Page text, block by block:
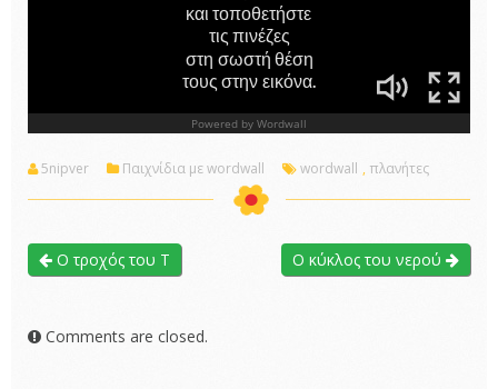
5nipver Παιχνίδια με wordwall wordwall , πλανήτες
Ο τροχός του Τ Ο κύκλος του νερού
Comments are closed.